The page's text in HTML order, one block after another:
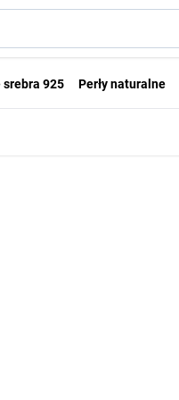
srebra 925 Perły naturalne